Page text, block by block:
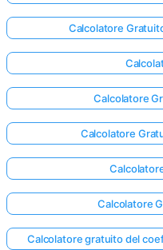
Accedi
qui!
Calcolatore
Calcolatore
Calcolatore
Calcolatore
Calcolatore gratuito del